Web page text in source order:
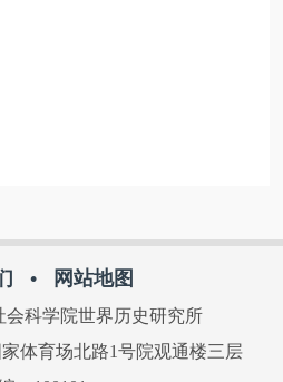
• 网站地图
会科学院世界历史研究所
体育场北路1号院观通楼三层